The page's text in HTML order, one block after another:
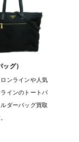
グ）
ンラインや人気
インのトートバ
ダーバッグ買取